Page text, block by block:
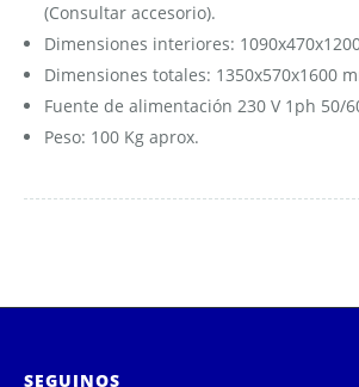
(Consultar accesorio).
Dimensiones interiores:
Dimensiones totales: 1350x570x1600
Fuente de alimentación 230 V 1ph 50/
Peso: 100 Kg aprox.
SEGUINOS